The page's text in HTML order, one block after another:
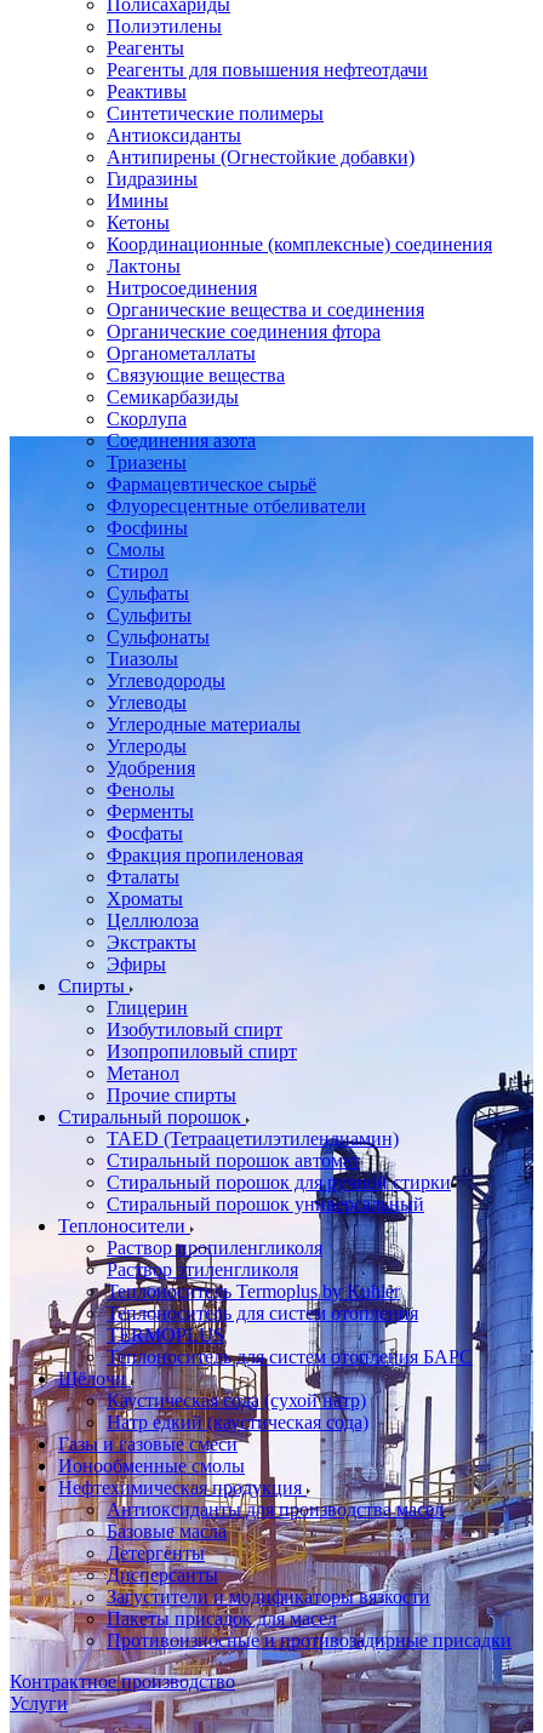
Полисахариды
Полиэтилены
Реагенты
Реагенты для повышения нефтеотдачи
Реактивы
Синтетические полимеры
Антиоксиданты
Антипирены (Огнестойкие добавки)
Гидразины
Имины
Кетоны
Координационные (комплексные) соединения
Лактоны
Нитросоединения
Органические вещества и соединения
Органические соединения фтора
Органометаллаты
Связующие вещества
Семикарбазиды
Скорлупа
Соединения азота
Триазены
Фармацевтическое сырьё
Флуоресцентные отбеливатели
Фосфины
Смолы
Стирол
Сульфаты
Сульфиты
Сульфонаты
Тиазолы
Углеводороды
Углеводы
Углеродные материалы
Углероды
Удобрения
Фенолы
Ферменты
Фосфаты
Фракция пропиленовая
Фталаты
Хроматы
Целлюлоза
Экстракты
Эфиры
Спирты
Глицерин
Изобутиловый спирт
Изопропиловый спирт
Метанол
Прочие спирты
Стиральный порошок
TAED (Тетраацетилэтилендиамин)
Стиральный порошок автомат
Стиральный порошок для ручной стирки
Стиральный порошок универсальный
Теплоносители
Раствор пропиленгликоля
Раствор этиленгликоля
Теплоноситель Termoplus by Kuhler
Теплоноситель для систем отопления
TERMOPLUS
Теплоноситель для систем отопления БАРС
Щёлочи
Каустическая сода (сухой натр)
Натр едкий (каустическая сода)
Газы и газовые смеси
Ионообменные смолы
Нефтехимическая продукция
Антиоксиданты для производства масел
Базовые масла
Детергенты
Дисперсанты
Загустители и модификаторы вязкости
Пакеты присадок для масел
Противоизносные и противозадирные присадки
Контрактное производство
Услуги